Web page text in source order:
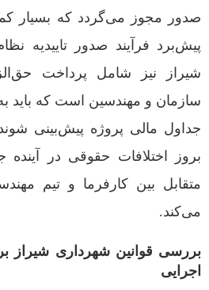
صدور مجوز می‌گردد که بسیار
شیراز نیز شامل پرداخت
سازمان و مهندسین است که باید
جداول مالی پروژه پیش‌بینی
بروز اختلافات حقوقی در آینده
متقابل بین کارفرما و تیم
می‌کند.
اجرایی